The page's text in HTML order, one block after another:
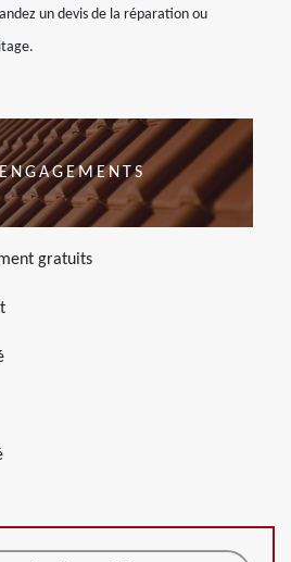
un devis de la réparation ou
gratuits